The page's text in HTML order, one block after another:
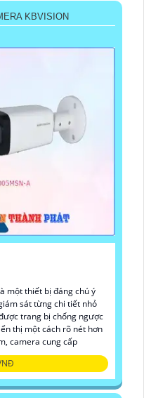
KBVISION
một thiết bị đáng chú ý
sát từng chi tiết nhỏ
trang bị chống ngược
thị một cách rõ nét hơn
camera cung cấp